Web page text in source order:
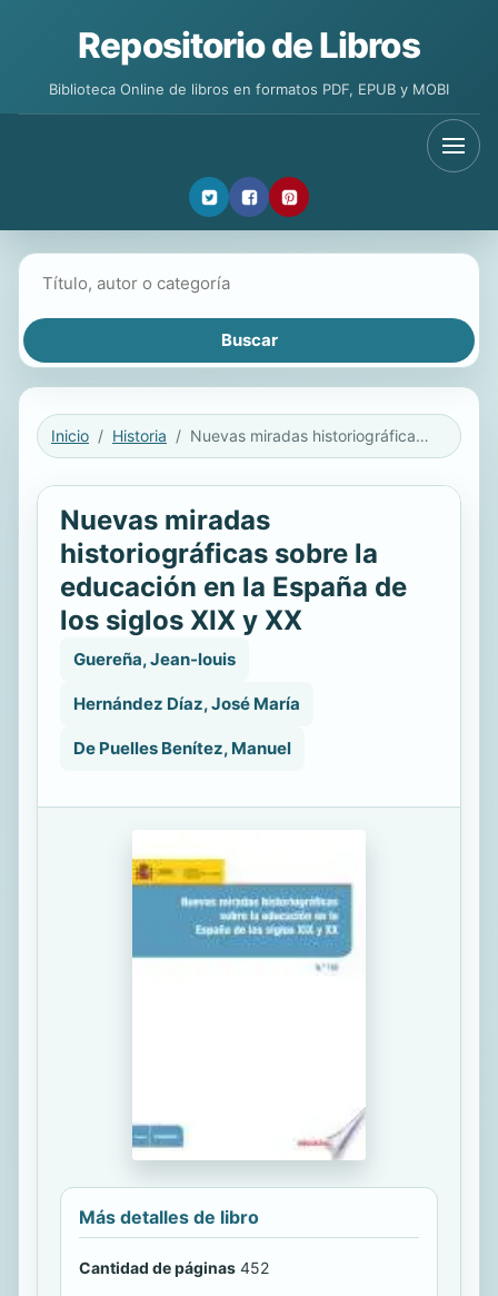
Repositorio de Libros
Biblioteca Online de libros en formatos PDF, EPUB y MOBI
Inicio Historia Nuevas miradas historiográficas sobre la educación en la España de los siglos XIX y XX
Nuevas miradas
historiográficas sobre la
educación en la España de
los siglos XIX y XX
Guereña, Jean-louis
Hernández Díaz, José María
De Puelles Benítez, Manuel
Más detalles de libro
Cantidad de páginas 452